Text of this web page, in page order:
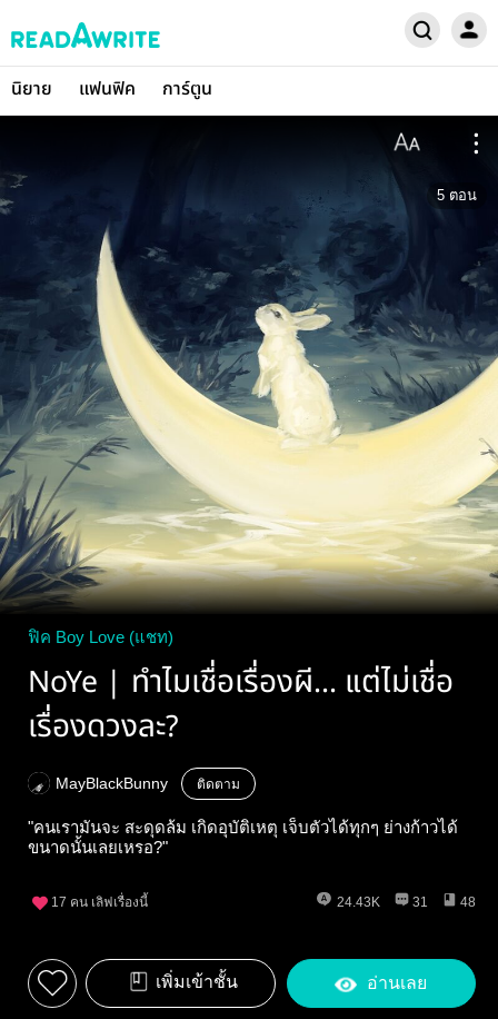
นิยาย แฟนฟิค การ์ตูน
5 ตอน
ฟิค Boy Love (แชท)
NoYe | ทำไมเชื่อเรื่องผี... แต่ไม่เชื่อ
เรื่องดวงละ?
MayBlackBunny ติดตาม
"คนเรามันจะ สะดุดล้ม เกิดอุบัติเหตุ เจ็บตัวได้ทุกๆ ย่างก้าวได้
ขนาดนั้นเลยเหรอ?"
17 คน เลิฟเรื่องนี้ 24.43K 31 48
เพิ่มเข้าชั้น อ่านเลย